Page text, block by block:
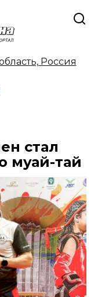
Россия
стал
муай-тай